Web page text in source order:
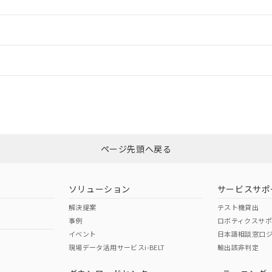
ダウンロードはこちら
（日本
（アメリカ
ページ先頭へ戻る
ソリューション
解決提案
事例
イベント
現場データ活用サービスi-BELT
サービスサポ
テスト機貸出
ロボティクスサ
日本語相談窓口
輸出該非判定